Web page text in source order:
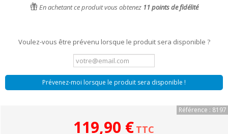
En achetant ce produit vous obtenez 11 points de fidélité
Voulez-vous être prévenu lorsque le produit sera disponible ?
Prévenez-moi lorsque le produit sera disponible !
Référence : 8197
119,90 € TTC